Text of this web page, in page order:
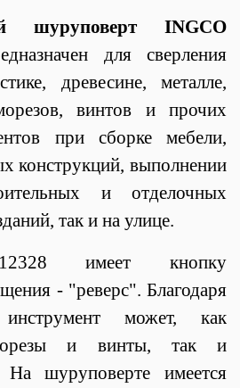
шуруповерт INGCO
для сверления
древесине, металле,
винтов и прочих
при сборке мебели,
конструкций, выполнении
и отделочных
так и на улице.
имеет кнопку
- "реверс". Благодаря
может, как
и винты, так и
шуруповерте имеется